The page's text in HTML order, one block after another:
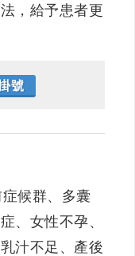
，給予患者更
號
候群、多囊
、女性不孕、
汁不足、產後